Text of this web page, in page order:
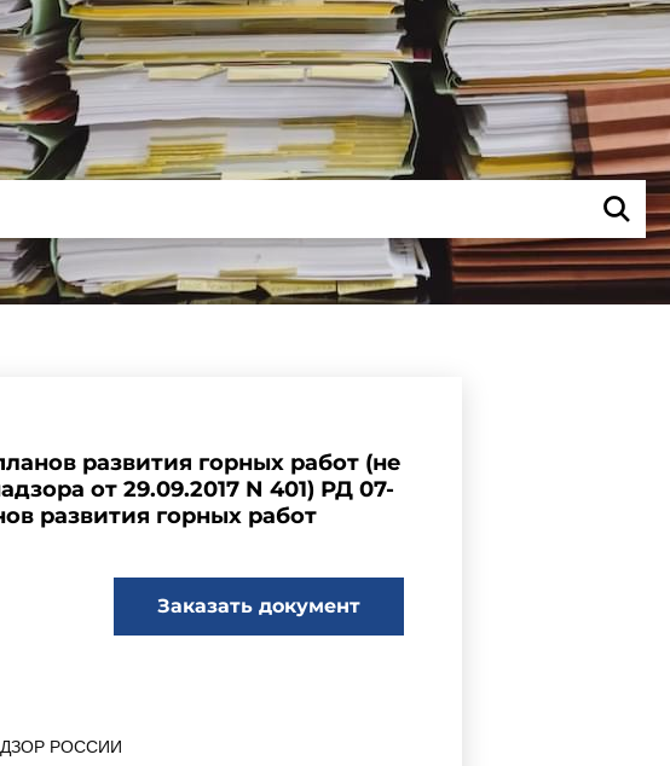
развития горных работ (не
от 29.09.2017 N 401) РД 07-
развития горных работ
Заказать документ
РОССИИ